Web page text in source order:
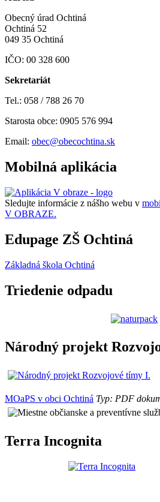
Obecný úrad Ochtiná
Ochtiná 52
049 35 Ochtiná
IČO: 00 328 600
Sekretariát
Tel.: 058 / 788 26 70
Starosta obce: 0905 576 994
Email: obec@obecochtina.sk
Mobilná aplikácia
Sledujte informácie z nášho webu v
V OBRAZE.
Edupage ZŠ Ochtiná
Základná škola Ochtiná
Triedenie odpadu
Národný projekt
MOaPS v obci Ochtiná Typ: PDF
Terra Incognita